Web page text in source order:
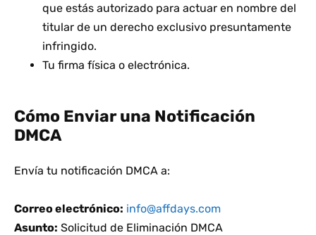
que estás autorizado para actuar en nombre del
titular de un derecho exclusivo presuntamente
infringido.
Tu firma física o electrónica.
Cómo Enviar una Notificación
DMCA
Envía tu notificación DMCA a:
Correo electrónico: info@affdays.com
Asunto: Solicitud de Eliminación DMCA